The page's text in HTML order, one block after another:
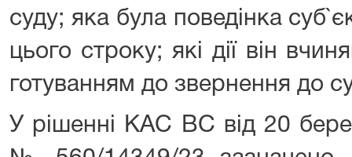
суду; яка була поведінка
цього строку; які дії він
готуванням до звернення до
У рішенні КАС ВС від 20